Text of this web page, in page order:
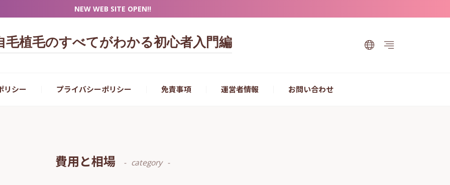
NEW WEB SITE OPEN!!
毛植毛のすべてがわかる初心者入門編
リシー プライバシーポリシー 免責事項 運営者情報 お問い合わせ
費用と相場 category